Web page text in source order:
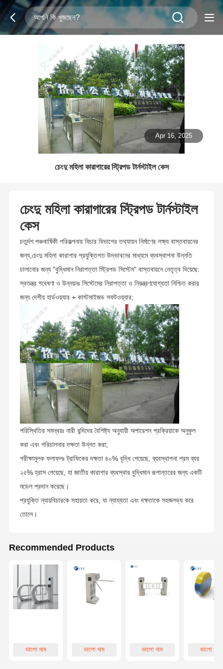
Apr 16, 2025
চেংদু মহিলা কারাগারের স্ট্রিপড টার্নস্টাইল কেস
চেংদু মহিলা কারাগারের স্ট্রিপড টার্নস্টাইল
কেস
চতুর্দশ পঞ্চবার্ষিকী পরিকল্পনায় বিচার বিভাগের তথ্যায়ন নির্মাণের লক্ষ্য বাস্তবায়নের
জন্য,চেংদু মহিলা কারাগার প্রযুক্তিগত উদ্ভাবনের মাধ্যমে ব্যবস্থাপনা উন্নতি
চালানোর জন্য "বুদ্ধিমান নিরাপত্তা স্ট্রিপড সিস্টেম" বাস্তবায়নে নেতৃত্ব দিয়েছে:
স্বতন্ত্র গবেষণা ও উন্নয়নঃ সিস্টেমের নিরাপত্তা ও নিয়ন্ত্রণযোগ্যতা নিশ্চিত করার
জন্য দেশীয় হার্ডওয়্যার + কাস্টমাইজড সফটওয়্যার;
পরিস্থিতির সমন্বয়ঃ নারী বন্দিদের বৈশিষ্ট্য অনুযায়ী অপারেশন প্রক্রিয়াকে অনুকূল
করা এবং পরিচালনার দক্ষতা উন্নত করা;
পরীক্ষামূলক ফলাফলঃ ট্রাফিকের দক্ষতা ৪০% বৃদ্ধি পেয়েছে, ব্যবস্থাপনা শ্রম ব্যয়
২৫% হ্রাস পেয়েছে, যা জাতীয় কারাগার ব্যবস্থার বুদ্ধিমান রূপান্তরের জন্য একটি
মডেল প্রদান করেছে।
প্রযুক্তি ন্যায়বিচারকে সহায়তা করে, যা ন্যায্যতা এবং দক্ষতাকে সহজলভ্য করে
তোলে।
Recommended Products
ভালো দাম ভালো দাম ভালো দাম ভালো দাম